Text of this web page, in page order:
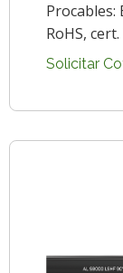
Procables:
RoHS,
Solicitar